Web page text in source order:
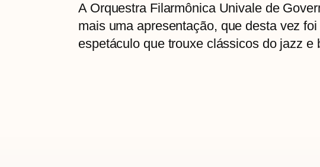
A Orquestra Filarmônica Univale de
mais uma apresentação, que desta vez
espetáculo que trouxe clássicos do jazz e